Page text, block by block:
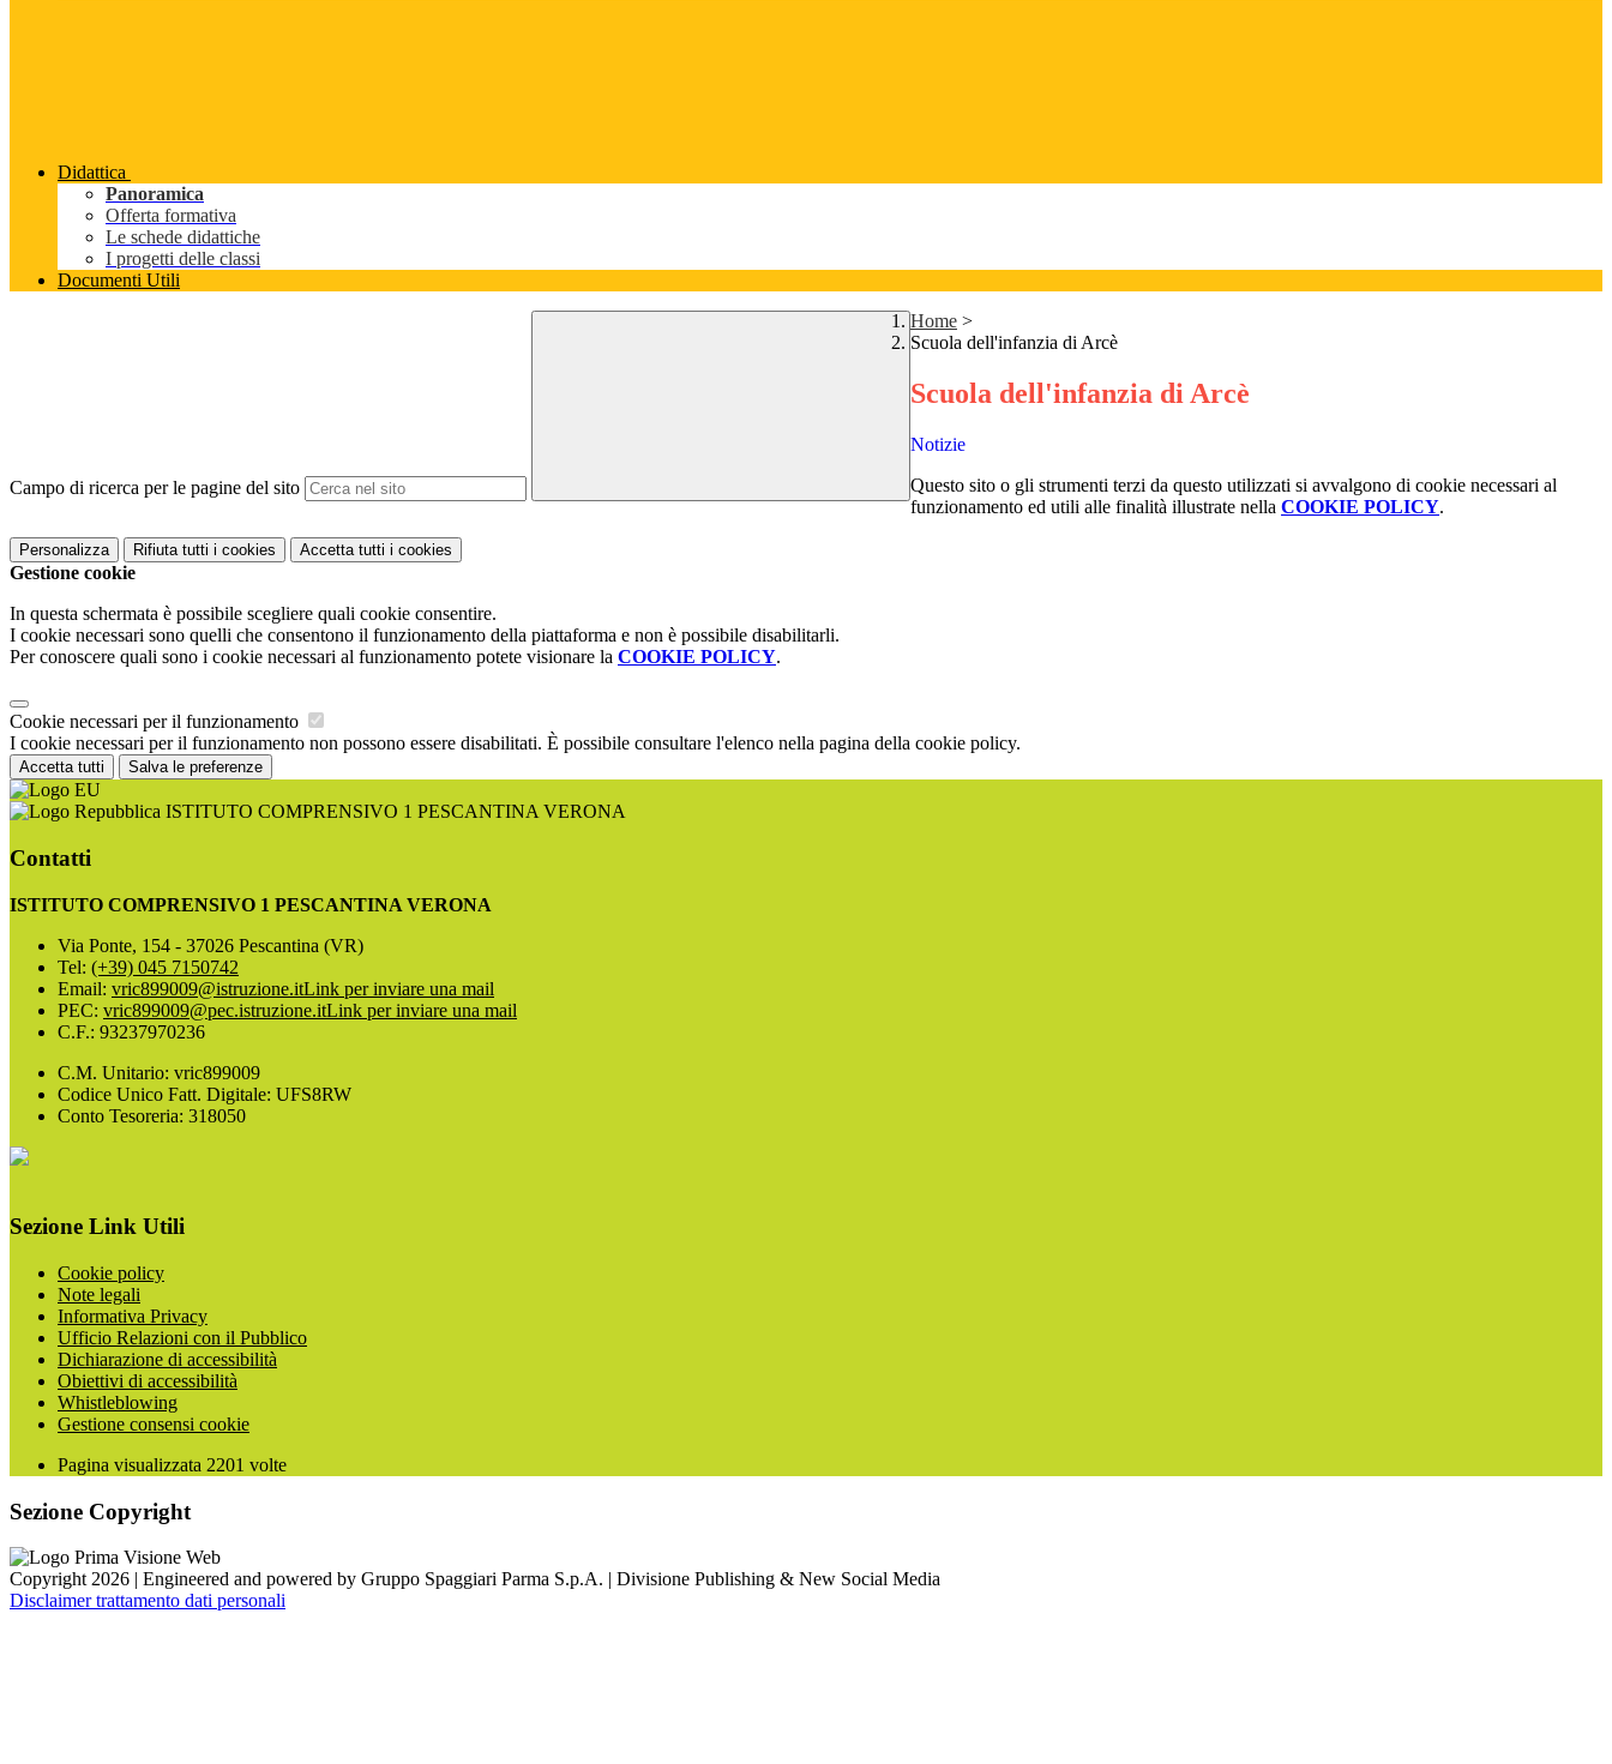
Didattica
Panoramica
Offerta formativa
Le schede didattiche
I progetti delle classi
Documenti Utili
Campo di ricerca per le pagine del sito
Home >
Scuola dell'infanzia di Arcè
Scuola dell'infanzia di Arcè
Notizie
Questo sito o gli strumenti terzi da questo utilizzati si avvalgono di cookie necessari al
funzionamento ed utili alle finalità illustrate nella COOKIE POLICY.
Personalizza Rifiuta tutti i cookies Accetta tutti i cookies
Gestione cookie
In questa schermata è possibile scegliere quali cookie consentire.
I cookie necessari sono quelli che consentono il funzionamento della piattaforma e non è possibile disabilitarli.
Per conoscere quali sono i cookie necessari al funzionamento potete visionare la COOKIE POLICY.
Cookie necessari per il funzionamento
I cookie necessari per il funzionamento non possono essere disabilitati. È possibile consultare l'elenco nella pagina della cookie policy.
Accetta tutti Salva le preferenze
ISTITUTO COMPRENSIVO 1 PESCANTINA VERONA
Contatti
ISTITUTO COMPRENSIVO 1 PESCANTINA VERONA
Via Ponte, 154 - 37026 Pescantina (VR)
Tel: (+39) 045 7150742
Email: vric899009@istruzione.itLink per inviare una mail
PEC: vric899009@pec.istruzione.itLink per inviare una mail
C.F.: 93237970236
C.M. Unitario: vric899009
Codice Unico Fatt. Digitale: UFS8RW
Conto Tesoreria: 318050
Sezione Link Utili
Cookie policy
Note legali
Informativa Privacy
Ufficio Relazioni con il Pubblico
Dichiarazione di accessibilità
Obiettivi di accessibilità
Whistleblowing
Gestione consensi cookie
Pagina visualizzata 2201 volte
Sezione Copyright
Copyright 2026 | Engineered and powered by Gruppo Spaggiari Parma S.p.A. | Divisione Publishing & New Social Media
Disclaimer trattamento dati personali